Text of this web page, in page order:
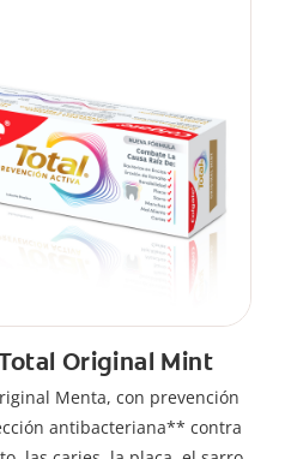
Original Mint
Menta, con prevención
antibacteriana** contra